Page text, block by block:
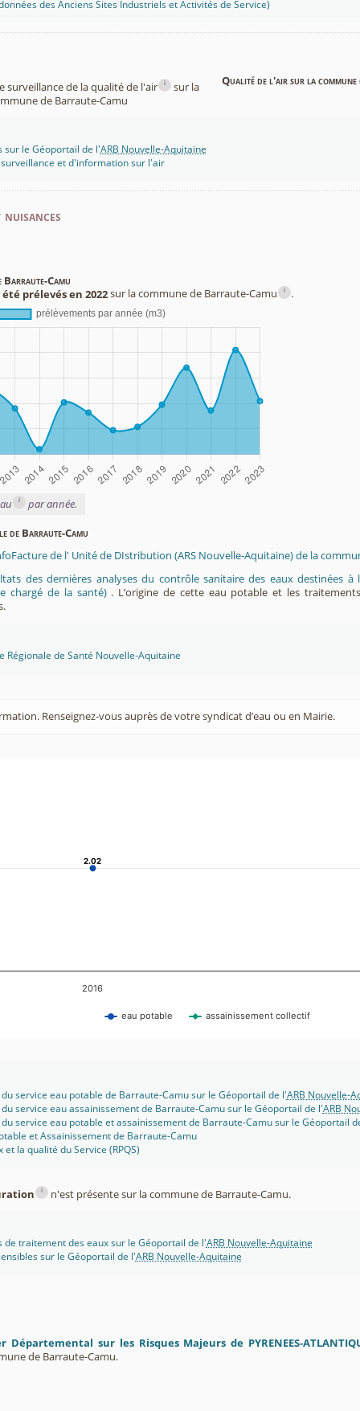
des Anciens Sites Industriels et Activités de Service)
surveillance de la qualité de l'air i
sur la
de Barraute-Camu
Qualité de l'air sur la commune
sur le Géoportail de l'ARB Nouvelle-Aquitaine
surveillance et d'information sur l'air
Barraute-Camu
prélevés en 2022sur la commune de Barraute-Camu i .
i par année.
de Barraute-Camu
de l' Unité de DIstribution (ARS Nouvelle-Aquitaine) de la
des dernières analyses du contrôle sanitaire des eaux destinées
chargé de la santé) . L’origine de cette eau potable et les
Régionale de Santé Nouvelle-Aquitaine
Renseignez-vous auprès de votre syndicat d’eau ou en Mairie.
2.02
2.02
eau potable assainissement collectif
2016
service eau potable de Barraute-Camu sur le Géoportail de l'ARB Nouvelle-
service eau assainissement de Barraute-Camu sur le Géoportail de l'ARB
service eau potable et assainissement de Barraute-Camu sur le Géoportail
et Assainissement de Barraute-Camu
la qualité du Service (RPQS)
i n'est présente sur la commune de Barraute-Camu.
de traitement des eaux sur le Géoportail de l'ARB Nouvelle-Aquitaine
sur le Géoportail de l'ARB Nouvelle-Aquitaine
Départemental sur les Risques Majeurs de PYRENEES-
de Barraute-Camu.